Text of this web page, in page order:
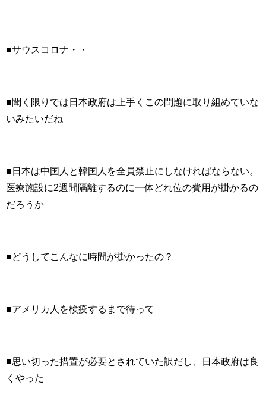
■サウスコロナ・・
■聞く限りでは日本政府は上手くこの問題に取り組めていな
いみたいだね
■日本は中国人と韓国人を全員禁止にしなければならない。
医療施設に2週間隔離するのに一体どれ位の費用が掛かるの
だろうか
■どうしてこんなに時間が掛かったの？
■アメリカ人を検疫するまで待って
■思い切った措置が必要とされていた訳だし、日本政府は良
くやった